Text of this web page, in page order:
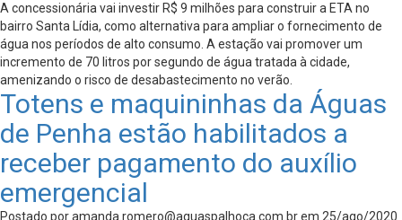
A concessionária vai investir R$ 9 milhões para construir a ETA no
bairro Santa Lídia, como alternativa para ampliar o fornecimento de
água nos períodos de alto consumo. A estação vai promover um
incremento de 70 litros por segundo de água tratada à cidade,
amenizando o risco de desabastecimento no verão.
Totens e maquininhas da Águas
de Penha estão habilitados a
receber pagamento do auxílio
emergencial
Postado poramanda.romero@aguaspalhoca.com.brem 25/ago/2020